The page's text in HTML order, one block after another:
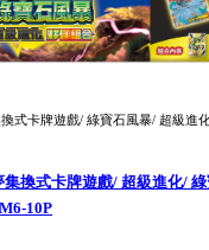
式卡牌遊戲/ 綠寶石風暴/ 超級進
換式卡牌遊戲/ 超級進化/
10P